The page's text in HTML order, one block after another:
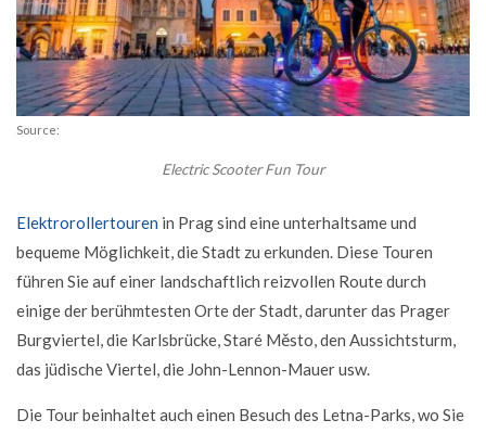
Source:
Electric Scooter Fun Tour
Elektrorollertouren in Prag sind eine unterhaltsame und
bequeme Möglichkeit, die Stadt zu erkunden. Diese Touren
führen Sie auf einer landschaftlich reizvollen Route durch
einige der berühmtesten Orte der Stadt, darunter das Prager
Burgviertel, die Karlsbrücke, Staré Město, den Aussichtsturm,
das jüdische Viertel, die John-Lennon-Mauer usw.
Die Tour beinhaltet auch einen Besuch des Letna-Parks, wo Sie